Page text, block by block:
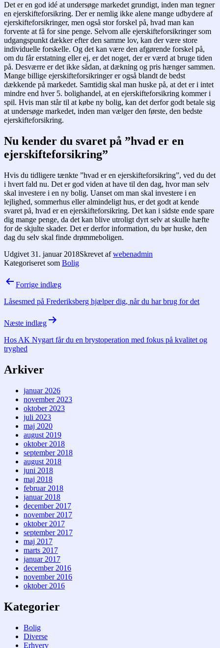
Det er en god idé at undersøge markedet grundigt, inden man tegner
en ejerskifteforsikring. Der er nemlig ikke alene mange udbydere af
ejerskifteforsikringer, men også stor forskel på, hvad man kan
forvente at få for sine penge. Selvom alle ejerskifteforsikringer som
udgangspunkt dækker efter den samme lov, kan der være store
individuelle forskelle. Og det kan være den afgørende forskel på,
om du får erstatning eller ej, er det noget, der er værd at bruge tiden
på. Desværre er det ikke sådan, at dækning og pris hænger sammen.
Mange billige ejerskifteforsikringer er også blandt de bedst
dækkende på markedet. Samtidig skal man huske på, at det er i intet
mindre end hver 5. bolighandel, at en ejerskifteforsikring kommer i
spil. Hvis man står til at købe ny bolig, kan det derfor godt betale sig
at undersøge markedet, inden man vælger den første, den bedste
ejerskifteforsikring.
Nu kender du svaret på ”hvad er en
ejerskifteforsikring”
Hvis du tidligere tænkte ”hvad er en ejerskifteforsikring”, ved du det
i hvert fald nu. Det er god viden at have til den dag, hvor man selv
skal investere i en ny bolig. Uanset om man skal investere i en
lejlighed, sommerhus eller almindeligt hus, er det godt at kende
svaret på, hvad er en ejerskifteforsikring. Det kan i sidste ende spare
dig mange penge, da det kan blive utroligt dyrt selv at skulle hæfte
for de skjulte skader. Det er derfor information, du bør huske, den
dag du selv skal finde drømmeboligen.
Udgivet 31. januar 2018Skrevet afwebenadmin
Kategoriseret som Bolig
Indlægsnavigation
Forrige indlæg
Låsesmed på Frederiksberg hjælper dig, når du har brug for det
Næste indlæg
Hos AK Nygart får du en brystoperation med fokus på kvalitet og
tryghed
Arkiver
januar 2026
november 2023
oktober 2023
juli 2023
maj 2020
august 2019
oktober 2018
september 2018
august 2018
juni 2018
maj 2018
februar 2018
januar 2018
december 2017
november 2017
oktober 2017
september 2017
maj 2017
marts 2017
januar 2017
december 2016
november 2016
oktober 2016
Kategorier
Bolig
Diverse
Erhverv